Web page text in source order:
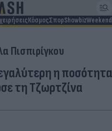
ΚόσμοςΣπορShowbizWeekend
Πισπιρίγκου
η ποσότητα
τη Τζωρτζίνα